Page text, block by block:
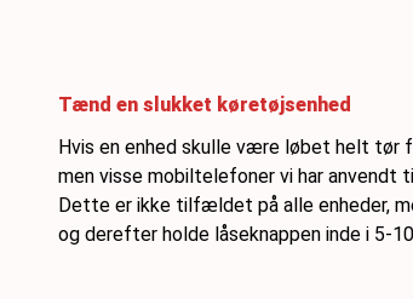
Tænd en slukket køretøjsenhed
Hvis en enhed skulle være løbet helt tør
men visse mobiltelefoner vi har
Dette er ikke tilfældet på alle enheder,
og derefter holde låseknappen inde i 5-